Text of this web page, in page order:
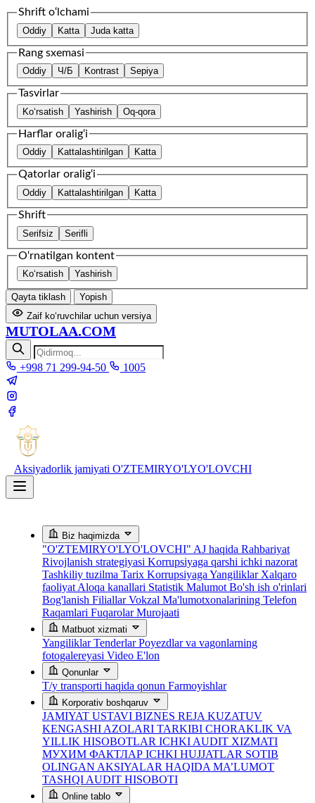
Shrift o‘lchami
Oddiy Katta Juda katta
Rang sxemasi
Oddiy Ч/Б Kontrast Sepiya
Tasvirlar
Ko‘rsatish Yashirish Oq-qora
Harflar oralig‘i
Oddiy Kattalashtirilgan Katta
Qatorlar oralig‘i
Oddiy Kattalashtirilgan Katta
Shrift
Serifsiz Serifli
O‘rnatilgan kontent
Ko‘rsatish Yashirish
Qayta tiklash
Yopish
Zaif ko‘ruvchilar uchun versiya
MUTOLAA.COM
+998 71 299-94-50 1005
Aksiyadorlik jamiyati O'ZTEMIRYO'LYO'LOVCHI
Biz haqimizda
"O'ZTEMIRYO'LYO'LOVCHI" AJ haqida Rahbariyat
Rivojlanish strategiyasi Korrupsiyaga qarshi ichki nazorat
Tashkiliy tuzilma Tarix Korrupsiyaga Yangiliklar Xalqaro
faoliyat Aloqa kanallari Statistik Malumot Bo'sh ish o'rinlari
Bog'lanish FiliallarVokzal Ma'lumotxonalarining Telefon
Raqamlari Fuqarolar Murojaati
Matbuot xizmati
YangiliklarTenderlarPoyezdlar va vagonlarning
fotogalereyasi Video E'lon
Qonunlar
T/y transporti haqida qonun Farmoyishlar
Korporativ boshqaruv
JAMIYAT USTAVI BIZNES REJA KUZATUV
KENGASHI AZOLARI TARKIBI CHORAKLIK VA
YILLIK HISOBOTLAR ICHKI AUDIT XIZMATI
МУХИМ ФАКТЛАР ICHKI HUJJATLAR SOTIB
OLINGAN AKSIYALAR HAQIDA MA’LUMOT
TASHQI AUDIT HISOBOTI
Online tablo